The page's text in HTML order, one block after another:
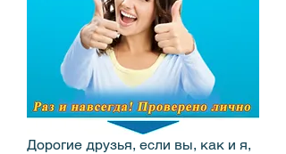
Дорогие друзья, если вы, как и я,